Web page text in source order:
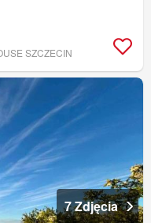
SZCZECIN
7 Zdjęcia